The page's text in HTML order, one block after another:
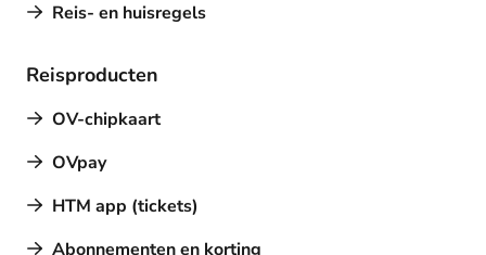
Reis- en huisregels
Reisproducten
OV-chipkaart
OVpay
HTM app (tickets)
Abonnementen en korting